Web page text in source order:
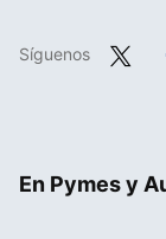
Síguenos
En Pymes y